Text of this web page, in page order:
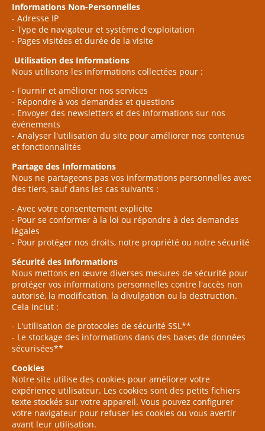
Informations Non-Personnelles
- Adresse IP
- Type de navigateur et système d'exploitation
- Pages visitées et durée de la visite
Utilisation des Informations
Nous utilisons les informations collectées pour :
- Fournir et améliorer nos services
- Répondre à vos demandes et questions
- Envoyer des newsletters et des informations sur nos
événements
- Analyser l'utilisation du site pour améliorer nos contenus
et fonctionnalités
Partage des Informations
Nous ne partageons pas vos informations personnelles avec
des tiers, sauf dans les cas suivants :
- Avec votre consentement explicite
- Pour se conformer à la loi ou répondre à des demandes
légales
- Pour protéger nos droits, notre propriété ou notre sécurité
Sécurité des Informations
Nous mettons en œuvre diverses mesures de sécurité pour
protéger vos informations personnelles contre l'accès non
autorisé, la modification, la divulgation ou la destruction.
Cela inclut :
- L'utilisation de protocoles de sécurité SSL**
- Le stockage des informations dans des bases de données
sécurisées**
Cookies
Notre site utilise des cookies pour améliorer votre
expérience utilisateur. Les cookies sont des petits fichiers
texte stockés sur votre appareil. Vous pouvez configurer
votre navigateur pour refuser les cookies ou vous avertir
avant leur utilisation.